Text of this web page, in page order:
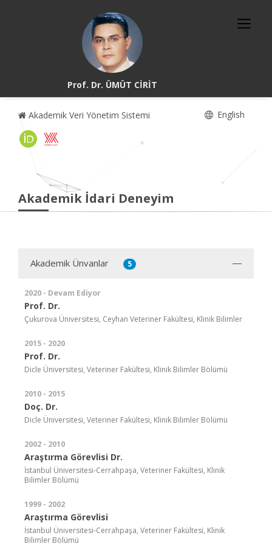
Prof. Dr. ÜMÜT CİRİT
Akademik Veri Yönetim Sistemi English
Akademik İdari Deneyim
Akademik Ünvanlar 5
2020 - Devam Ediyor
Prof. Dr.
Çukurova Üniversitesi, Ceyhan Veteriner Fakültesi, Klinik Bilimler
2015 - 2020
Prof. Dr.
Dicle Üniversitesi, Veteriner Fakültesi, Klinik Bilimler Bölümü
2010 - 2015
Doç. Dr.
Dicle Üniversitesi, Veteriner Fakültesi, Klinik Bilimler Bölümü
2002 - 2010
Araştırma Görevlisi Dr.
İstanbul Üniversitesi-Cerrahpaşa, Veteriner Fakültesi, Klinik
Bilimler Bölümü
1999 - 2002
Araştırma Görevlisi
İstanbul Üniversitesi-Cerrahpaşa, Veteriner Fakültesi, Klinik
Bilimler Bölümü